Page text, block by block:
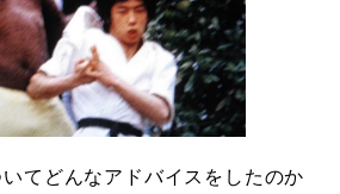
てどんなアドバイスをしたのか